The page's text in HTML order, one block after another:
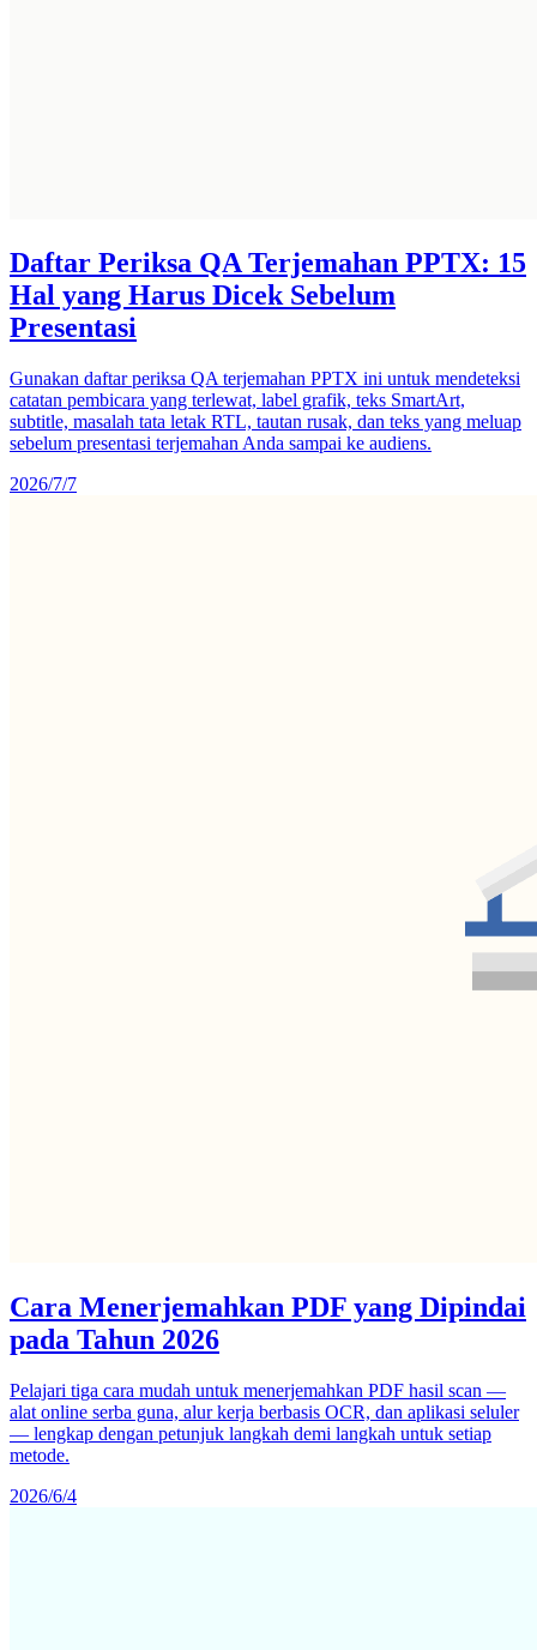
Daftar Periksa QA Terjemahan PPTX: 15
Hal yang Harus Dicek Sebelum
Presentasi
Gunakan daftar periksa QA terjemahan PPTX ini untuk mendeteksi
catatan pembicara yang terlewat, label grafik, teks SmartArt,
subtitle, masalah tata letak RTL, tautan rusak, dan teks yang meluap
sebelum presentasi terjemahan Anda sampai ke audiens.
2026/7/7
Cara Menerjemahkan PDF yang Dipindai
pada Tahun 2026
Pelajari tiga cara mudah untuk menerjemahkan PDF hasil scan —
alat online serba guna, alur kerja berbasis OCR, dan aplikasi seluler
— lengkap dengan petunjuk langkah demi langkah untuk setiap
metode.
2026/6/4